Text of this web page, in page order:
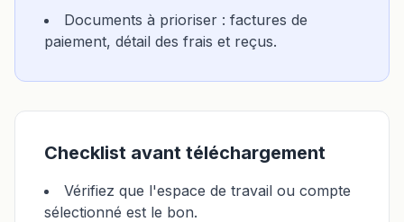
Documents à prioriser : factures de
paiement, détail des frais et reçus.
Checklist avant téléchargement
Vérifiez que l'espace de travail ou compte
sélectionné est le bon.